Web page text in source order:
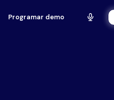
Programar demo